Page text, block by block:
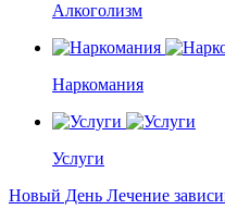
Алкоголизм
Наркомания
Услуги
Новый День Лечение